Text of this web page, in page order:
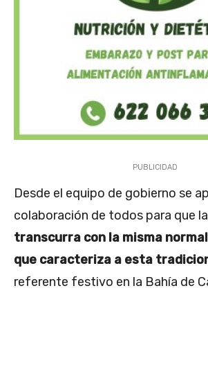
PUBLICIDAD
Desde el equipo de gobierno se
colaboración de todos para que la
transcurra con la misma
que caracteriza a esta
referente festivo en la Bahía de